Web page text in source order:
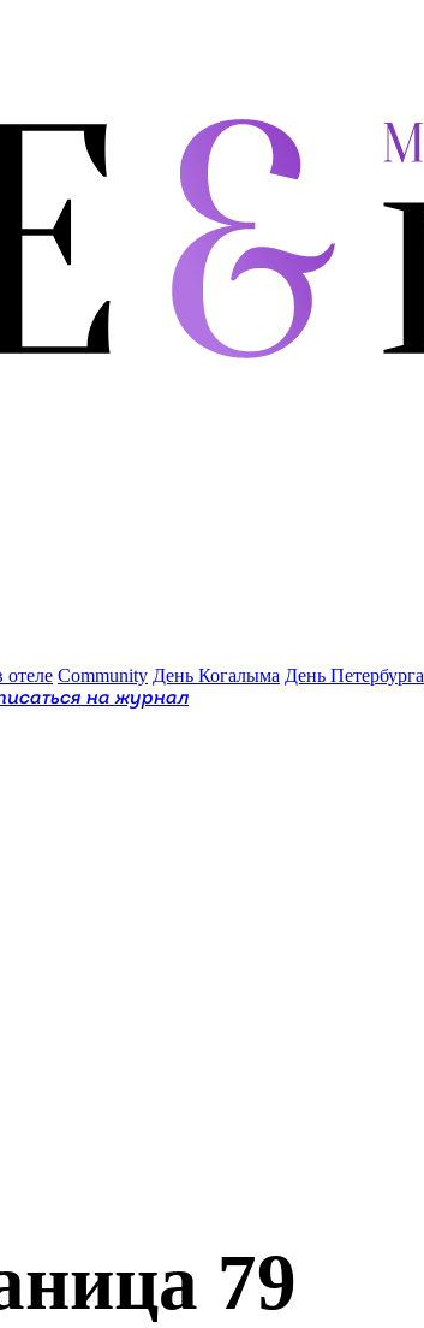
отеле Community День Когалыма День Петербурга
на журнал
79